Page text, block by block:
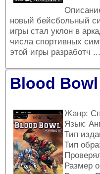
новый бейсбольный
игры стал уклон в
числа спортивных
этой игры разработч
Blood
Жанр:
Язык:
Тип
Тип
Размер